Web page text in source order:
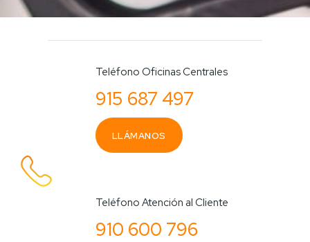
Teléfono Oficinas Centrales
915 687 497
LLÁMANOS
Teléfono Atención al Cliente
910 600 796